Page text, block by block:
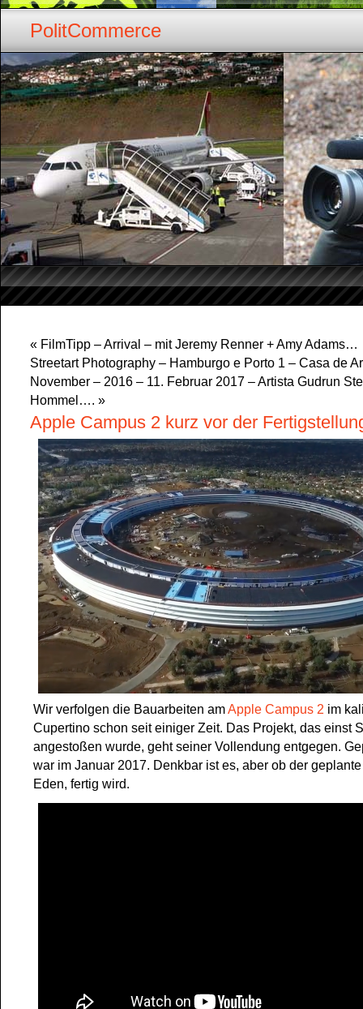
PolitCommerce
« FilmTipp – Arrival – mit Jeremy Renner + Amy Adams…
Streetart Photography – Hamburgo e Porto 1 – Casa de
November – 2016 – 11. Februar 2017 – Artista Gudrun
Hommel…. »
Apple Campus 2 kurz vor der
Wir verfolgen die Bauarbeiten amApple Campus 2 im
Cupertino schon seit einiger Zeit. Das Projekt, das einst
angestoßen wurde, geht seiner Vollendung entgegen.
war im Januar 2017. Denkbar ist es, aber ob der
Eden, fertig wird.